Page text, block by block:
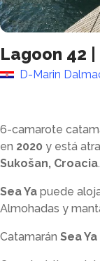
Lagoon 42
D-Marin
6-camarote
en 2020 y está
Sukošan, Croacia.
Sea Ya puede
Almohadas y
Catamarán Sea Ya